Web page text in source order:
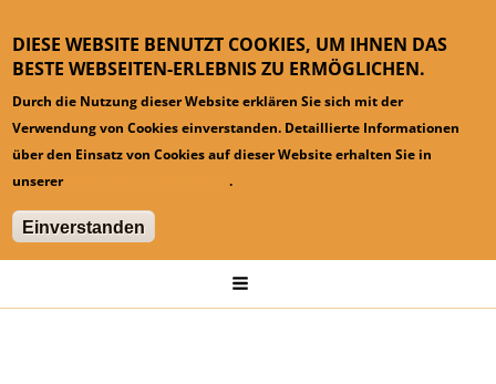
DIESE WEBSITE BENUTZT COOKIES, UM IHNEN DAS
BESTE WEBSEITEN-ERLEBNIS ZU ERMÖGLICHEN.
Durch die Nutzung dieser Website erklären Sie sich mit der
Verwendung von Cookies einverstanden. Detaillierte Informationen
über den Einsatz von Cookies auf dieser Website erhalten Sie in
unserer
Datenschutzinformation.
Einverstanden
Konzertabsage David Helfgott